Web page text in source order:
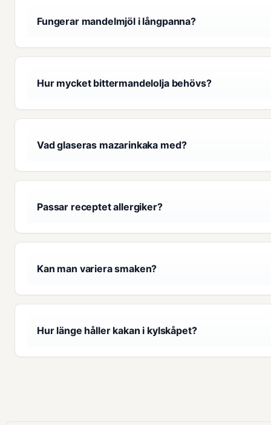
Fungerar mandelmjöl i långpanna?
Hur mycket bittermandelolja behövs?
Vad glaseras mazarinkaka med?
Passar receptet allergiker?
Kan man variera smaken?
Hur länge håller kakan i kylskåpet?